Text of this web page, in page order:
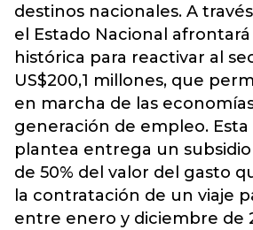
destinos nacionales. A
el Estado Nacional
histórica para reactivar al
US$200,1 millones, que
en marcha de las
generación de empleo. Esta
plantea entrega un
de 50% del valor del gasto
la contratación de un viaje
entre enero y diciembre de